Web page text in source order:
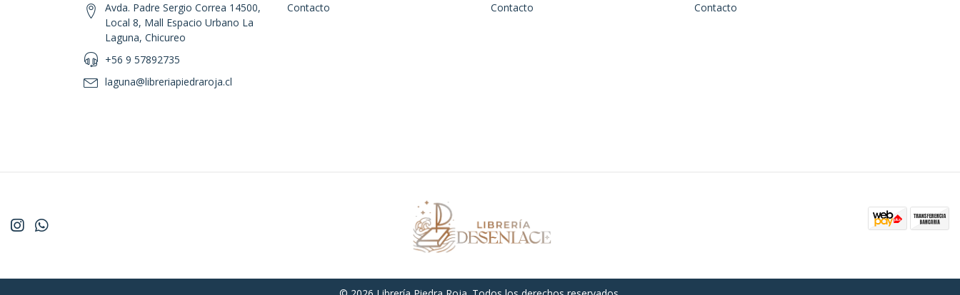
Avda. Padre Sergio Correa 14500,
Local 8, Mall Espacio Urbano La
Laguna, Chicureo
+56 9 57892735
laguna@libreriapiedraroja.cl
Contacto Contacto Contacto